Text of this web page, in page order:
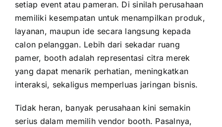
setiap event atau pameran. Di sinilah perusahaan
memiliki kesempatan untuk menampilkan produk,
layanan, maupun ide secara langsung kepada
calon pelanggan. Lebih dari sekadar ruang
pamer, booth adalah representasi citra merek
yang dapat menarik perhatian, meningkatkan
interaksi, sekaligus memperluas jaringan bisnis.
Tidak heran, banyak perusahaan kini semakin
serius dalam memilih vendor booth. Pasalnya,